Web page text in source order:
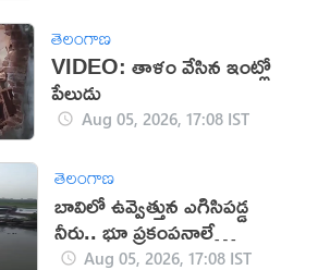
తెలంగాణ
VIDEO: తాళం వేసిన ఇంట్లో
పేలుడు
Aug 05, 2026, 17:08 IST
తెలంగాణ
బావిలో ఉవ్వెత్తున ఎగిసిపడ్డ
నీరు.. భూ ప్రకంపనాలే
కారణమా?
Aug 05, 2026, 17:08 IST